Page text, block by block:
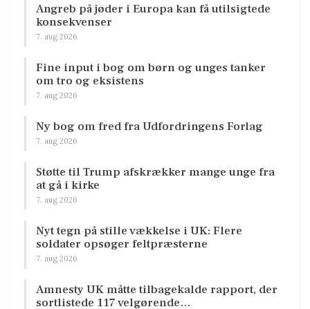
Angreb på jøder i Europa kan få utilsigtede
konsekvenser
7. aug 2026
Fine input i bog om børn og unges tanker
om tro og eksistens
7. aug 2026
Ny bog om fred fra Udfordringens Forlag
7. aug 2026
Støtte til Trump afskrækker mange unge fra
at gå i kirke
7. aug 2026
Nyt tegn på stille vækkelse i UK: Flere
soldater opsøger feltpræsterne
7. aug 2026
Amnesty UK måtte tilbagekalde rapport, der
sortlistede 117 velgørende…